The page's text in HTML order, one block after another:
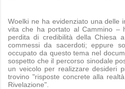
Woelki ne ha evidenziato una delle
vita che ha portato al Cammino –
perdita di credibilità della Chiesa
commessi da sacerdoti; eppure
occupato da questo tema nel
sospetto che il percorso sinodale
un veicolo per realizzare desideri
trovino "risposte concrete alla
Rivelazione".